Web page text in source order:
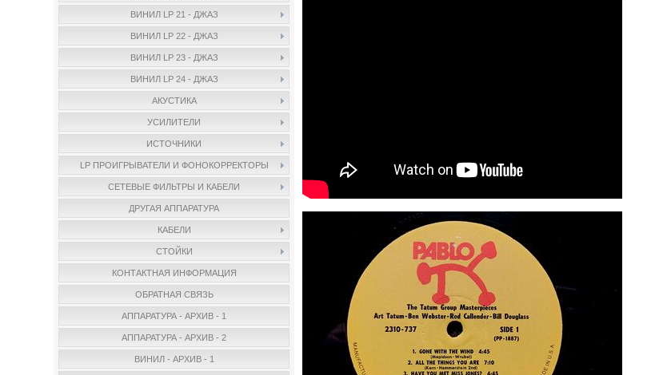
ВИНИЛ LP 21 - ДЖАЗ
ВИНИЛ LP 22 - ДЖАЗ
ВИНИЛ LP 23 - ДЖАЗ
ВИНИЛ LP 24 - ДЖАЗ
АКУСТИКА
УСИЛИТЕЛИ
ИСТОЧНИКИ
LP ПРОИГРЫВАТЕЛИ И ФОНОКОРРЕКТОРЫ
СЕТЕВЫЕ ФИЛЬТРЫ И КАБЕЛИ
ДРУГАЯ АППАРАТУРА
КАБЕЛИ
СТОЙКИ
КОНТАКТНАЯ ИНФОРМАЦИЯ
ОБРАТНАЯ СВЯЗЬ
АППАРАТУРА - АРХИВ - 1
АППАРАТУРА - АРХИВ - 2
ВИНИЛ - АРХИВ - 1